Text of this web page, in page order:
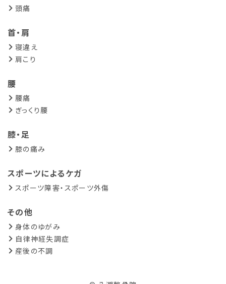
頭痛
首・肩
寝違え
肩こり
腰
腰痛
ぎっくり腰
膝・足
膝の痛み
スポーツによるケガ
スポーツ障害・スポーツ外傷
その他
身体のゆがみ
自律神経失調症
産後の不調